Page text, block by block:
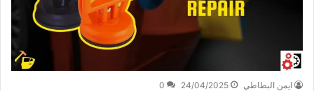
ايمن البطاطي 24/04/2025
0